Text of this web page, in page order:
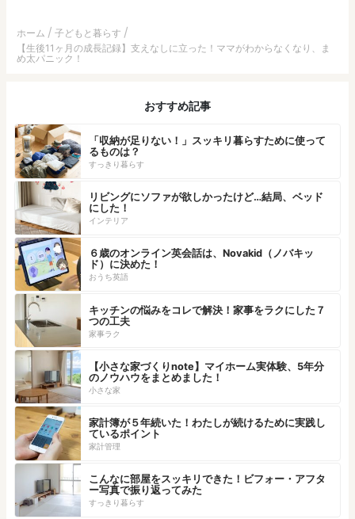
ホーム
子どもと暮らす
【生後11ヶ月の成長記録】支えなしに立った！ママがわからなくなり、ま
め太パニック！
おすすめ記事
「収納が足りない！」スッキリ暮らすために使って
るものは？
すっきり暮らす
リビングにソファが欲しかったけど…結局、ベッド
にした！
インテリア
６歳のオンライン英会話は、Novakid（ノバキッ
ド）に決めた！
おうち英語
キッチンの悩みをコレで解決！家事をラクにした７
つの工夫
家事ラク
【小さな家づくりnote】マイホーム実体験、5年分
のノウハウをまとめました！
小さな家
家計簿が５年続いた！わたしが続けるために実践し
ているポイント
家計管理
こんなに部屋をスッキリできた！ビフォー・アフタ
ー写真で振り返ってみた
すっきり暮らす